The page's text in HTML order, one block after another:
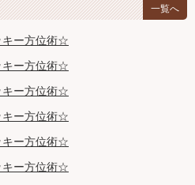
一覧へ
ー方位術☆
ー方位術☆
ー方位術☆
ー方位術☆
ー方位術☆
ー方位術☆